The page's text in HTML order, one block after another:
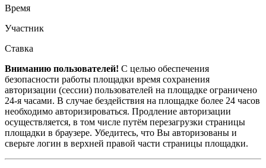
Время
Участник
Ставка
Вниманию пользователей! С целью обеспечения
безопасности работы площадки время сохранения
авторизации (сессии) пользователей на площадке ограничено
24-я часами. В случае бездействия на площадке более 24 часов
необходимо авторизироваться. Продление авторизации
осуществляется, в том числе путём перезагрузки страницы
площадки в браузере. Убедитесь, что Вы авторизованы и
сверьте логин в верхней правой части страницы площадки.